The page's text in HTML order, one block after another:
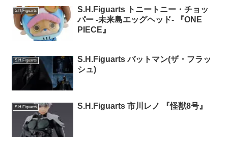
S.H.Figuarts
S.H.Figuarts トニートニー・チョッ
パー -未来島エッグヘッド- 『ONE
PIECE』
S.H.Figuarts
S.H.Figuarts バットマン(ザ・フラッ
シュ)
S.H.Figuarts S.H.Figuarts 市川レノ 『怪獣8号』